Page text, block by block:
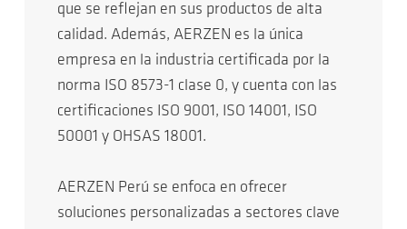
que se reflejan en sus productos de alta
calidad. Además, AERZEN es la única
empresa en la industria certificada por la
norma ISO 8573-1 clase 0, y cuenta con las
certificaciones ISO 9001, ISO 14001, ISO
50001 y OHSAS 18001.
AERZEN Perú se enfoca en ofrecer
soluciones personalizadas a sectores clave